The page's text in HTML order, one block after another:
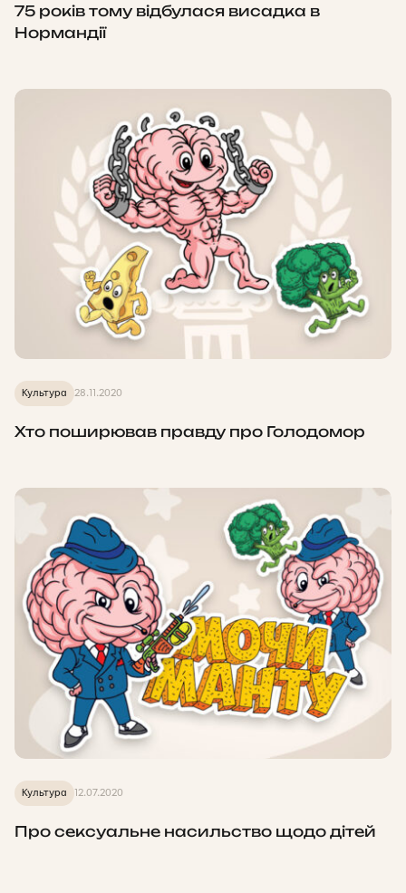
75 років тому відбулася висадка в
Нормандії
Культура 28.11.2020
Хто поширював правду про Голодомор
Культура 12.07.2020
Про сексуальне насильство щодо дітей